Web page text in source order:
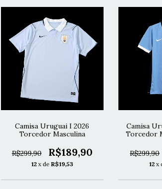
Camisa Uruguai I 2026
Torcedor Masculina
R$299,90 R$189,90
12 x de R$19,53
Camisa
Torcedor
R$299,90
12 x